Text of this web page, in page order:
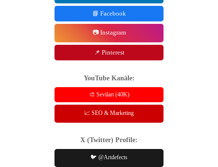
📘 Facebook
📷 Instagram
📌 Pinterest
YouTube Kanäle:
🎨 Sevilart (40K)
📈 SEO & Marketing
X (Twitter) Profile:
🐦 @Artdefects